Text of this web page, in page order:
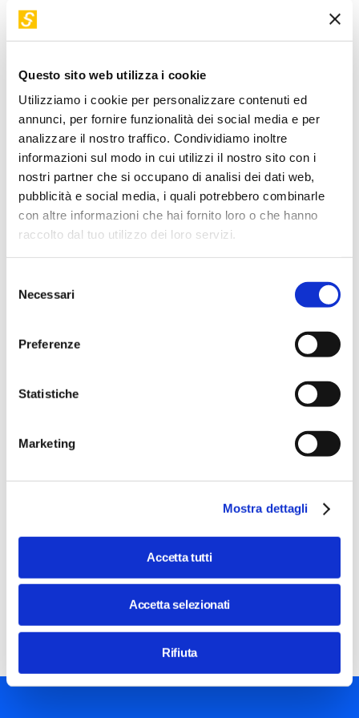
Questo sito web utilizza i cookie
Utilizziamo i cookie per personalizzare contenuti ed
annunci, per fornire funzionalità dei social media e per
analizzare il nostro traffico. Condividiamo inoltre
informazioni sul modo in cui utilizzi il nostro sito con i
nostri partner che si occupano di analisi dei dati web,
pubblicità e social media, i quali potrebbero combinarle
con altre informazioni che hai fornito loro o che hanno
raccolto dal tuo utilizzo dei loro servizi.
delNecessari
Preferenze
Statistiche
Marketing
Mostra dettagli
Accetta tutti
Accetta selezionati
Rifiuta
Management, lavorando come Senior Advisor su iniziative di
pianificazione, implementazione e change management per
ecosistemi di Analytics. È prefatore di Scacco matto con l’AI.
Come le aziende all’avanguardia stravincono con
l’intelligenza artificiale, di Thomas Davenport e Nitin Mittal
(Egea, 2023).
Torna a "I nostri relatori"
I suoi workshop in STEP
Image
conAlfredo Maria Garibaldi
20 Feb 2024 / 18:30 - 20:00
Costo gratuito
Durante l'incontro scopriremo le dieci mosse essenziali
(più una) per fare scacco matto con l’intelligenza